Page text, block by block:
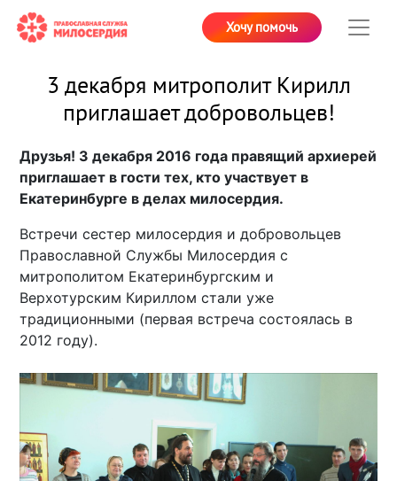
Хочу помочь
3 декабря митрополит Кирилл
приглашает добровольцев!
Друзья! 3 декабря 2016 года правящий архиерей
приглашает в гости тех, кто участвует в
Екатеринбурге в делах милосердия.
Встречи сестер милосердия и добровольцев
Православной Службы Милосердия с
митрополитом Екатеринбургским и
Верхотурским Кириллом стали уже
традиционными (первая встреча состоялась в
2012 году).